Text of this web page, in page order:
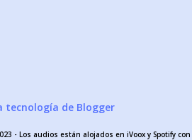
tecnología de Blogger
- Los audios están alojados en iVoox y Spotify con